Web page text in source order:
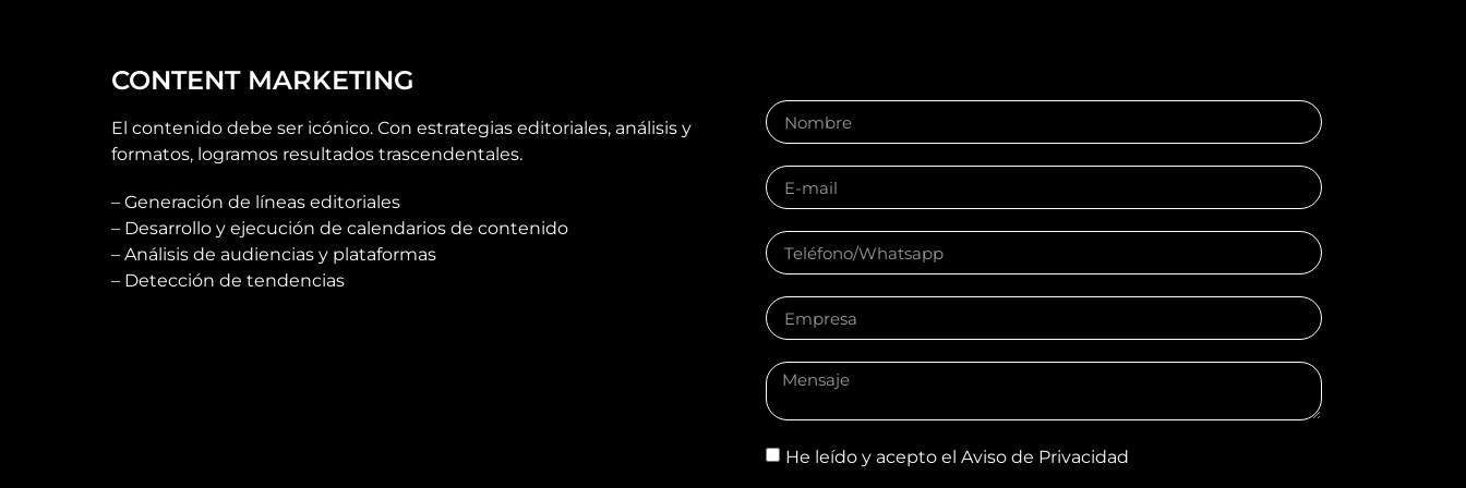
EXPERIENCIA QUE SE TRADUCE
EN RESULTADOS
DIGITALSERVICES
CONTENT MARKETING
El contenido debe ser icónico. Con estrategias editoriales, análisis y
formatos, logramos resultados trascendentales.
– Generación de líneas editoriales
– Desarrollo y ejecución de calendarios de contenido
– Análisis de audiencias y plataformas
– Detección de tendencias
He leído y acepto el Aviso de Privacidad